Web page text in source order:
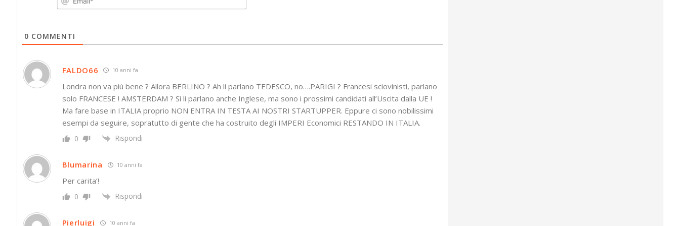
0 COMMENTI
FALDO66 10 anni fa
Londra non va più bene ? Allora BERLINO ? Ah li parlano TEDESCO, no….PARIGI ? Francesi sciovinisti, parlano
solo FRANCESE ! AMSTERDAM ? Sì li parlano anche Inglese, ma sono i prossimi candidati all’Uscita dalla UE !
Ma fare base in ITALIA proprio NON ENTRA IN TESTA AI NOSTRI STARTUPPER. Eppure ci sono nobilissimi
esempi da seguire, sopratutto di gente che ha costruito degli IMPERI Economici RESTANDO IN ITALIA.
0 Rispondi
Blumarina 10 anni fa
Per carita’!
0 Rispondi
Pierluigi 10 anni fa